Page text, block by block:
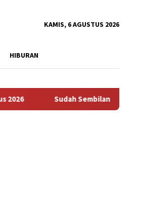
KAMIS, 6 AGUSTUS 2026
HIBURAN
Sudah Sembilan Hari Harga